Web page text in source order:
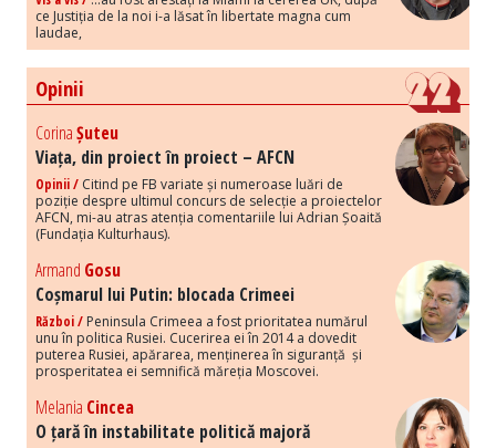
ce Justiția de la noi i-a lăsat în libertate magna cum
laudae,
Opinii
CorinaȘuteu
Viața, din proiect în proiect – AFCN
Opinii / Citind pe FB variate și numeroase luări de
poziție despre ultimul concurs de selecție a proiectelor
AFCN, mi-au atras atenția comentariile lui Adrian Șoaită
(Fundația Kulturhaus).
Armand Gosu
Coșmarul lui Putin: blocada Crimeei
Război / Peninsula Crimeea a fost prioritatea numărul
unu în politica Rusiei. Cucerirea ei în 2014 a dovedit
puterea Rusiei, apărarea, menținerea în siguranță și
prosperitatea ei semnifică măreția Moscovei.
Melania Cincea
O țară în instabilitate politică majoră